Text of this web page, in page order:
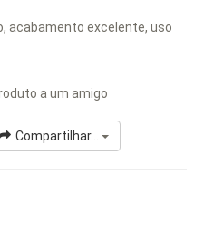
acabamento excelente, uso
a um amigo
Compartilhar...